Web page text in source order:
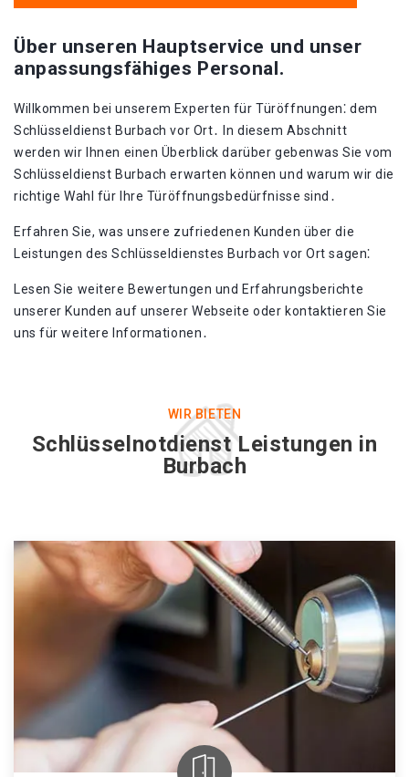
Über unseren Hauptservice und unser
anpassungsfähiges Personal.
Willkommen bei unserem Experten für Türöffnungen⁚ dem
Schlüsseldienst Burbach vor Ort․ In diesem Abschnitt
werden wir Ihnen einen Überblick darüber gebenwas Sie vom
Schlüsseldienst Burbach erwarten können und warum wir die
richtige Wahl für Ihre Türöffnungsbedürfnisse sind․
Erfahren Sie, was unsere zufriedenen Kunden über die
Leistungen des Schlüsseldienstes Burbach vor Ort sagen⁚
Lesen Sie weitere Bewertungen und Erfahrungsberichte
unserer Kunden auf unserer Webseite oder kontaktieren Sie
uns für weitere Informationen․
WIR BIETEN
Schlüsselnotdienst Leistungen in
Burbach